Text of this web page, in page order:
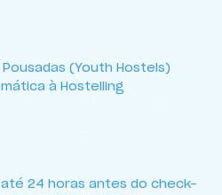
(Youth Hostels)
à Hostelling
24 horas antes do check-